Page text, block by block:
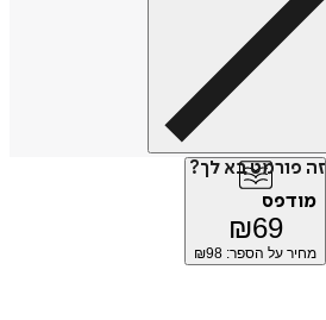
בא לך?
₪
הספר: ₪98